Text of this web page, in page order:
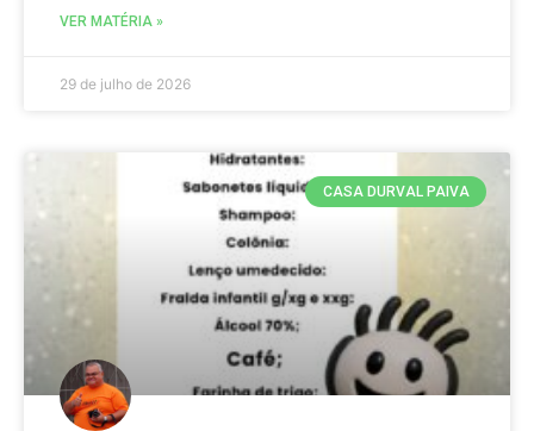
VER MATÉRIA »
29 de julho de 2026
CASA DURVAL PAIVA